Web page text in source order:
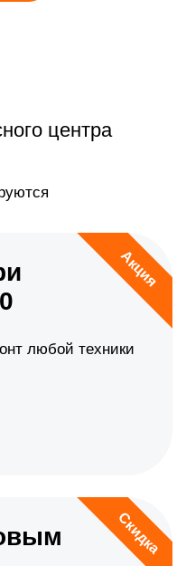
центра
Акция
любой техники
Скидка